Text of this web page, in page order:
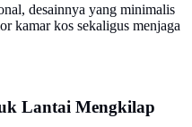
desainnya yang minimalis
kamar kos sekaligus menjaga
Lantai Mengkilap